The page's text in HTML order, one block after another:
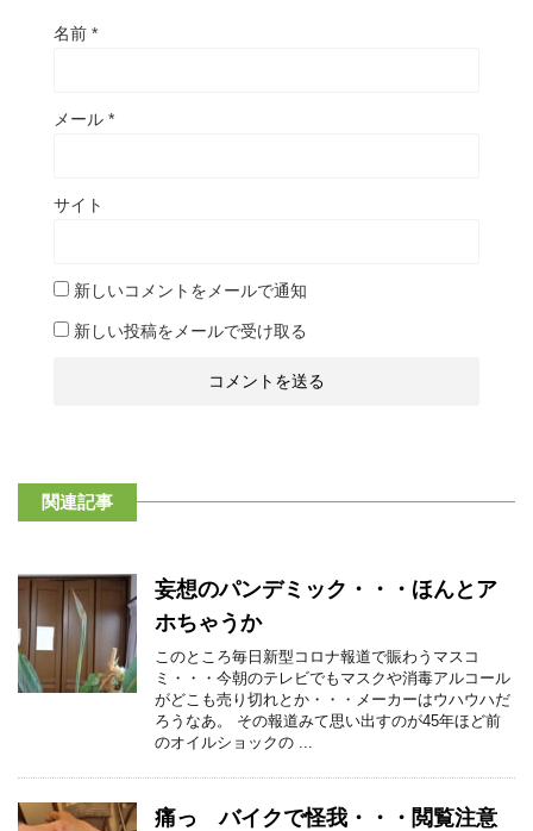
名前 *
メール *
サイト
新しいコメントをメールで通知
新しい投稿をメールで受け取る
関連記事
妄想のパンデミック・・・ほんとア
ホちゃうか
このところ毎日新型コロナ報道で賑わうマスコ
ミ・・・今朝のテレビでもマスクや消毒アルコール
がどこも売り切れとか・・・メーカーはウハウハだ
ろうなあ。 その報道みて思い出すのが45年ほど前
のオイルショックの ...
痛っ バイクで怪我・・・閲覧注意